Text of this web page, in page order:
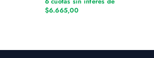
$6.665,00